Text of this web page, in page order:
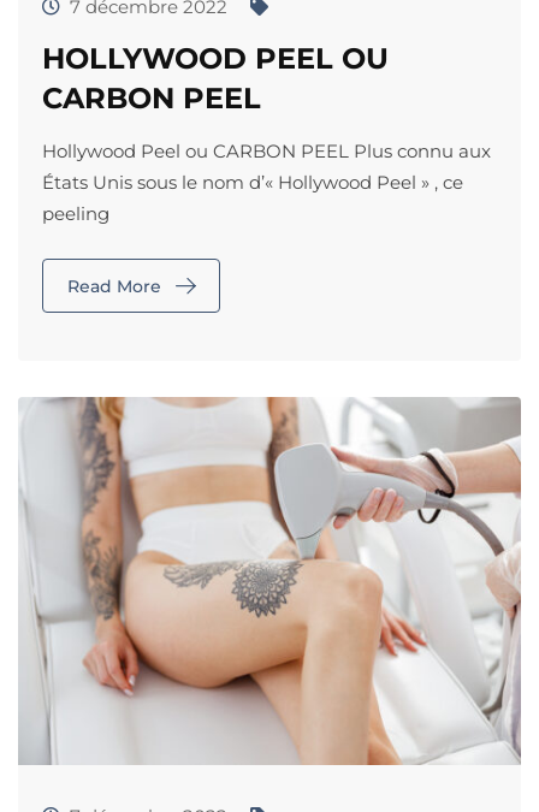
7 décembre 2022
HOLLYWOOD PEEL OU
CARBON PEEL
Hollywood Peel ou CARBON PEEL Plus connu aux
États Unis sous le nom d’« Hollywood Peel » , ce
peeling
Read More